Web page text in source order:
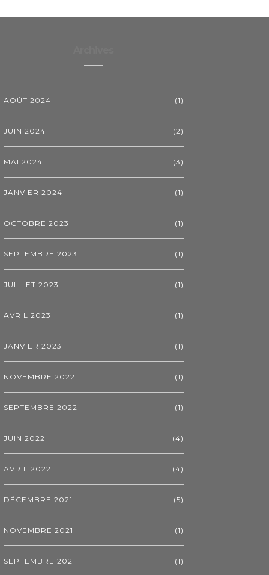
AOÛT 2024 (1)
JUIN 2024 (2)
MAI 2024 (3)
JANVIER 2024 (1)
OCTOBRE 2023 (1)
SEPTEMBRE 2023 (1)
JUILLET 2023 (1)
AVRIL 2023 (1)
JANVIER 2023 (1)
NOVEMBRE 2022 (1)
SEPTEMBRE 2022 (1)
JUIN 2022 (4)
AVRIL 2022 (4)
DÉCEMBRE 2021 (5)
NOVEMBRE 2021 (1)
SEPTEMBRE 2021 (1)